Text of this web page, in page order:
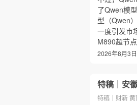
了Qwen模
型（Qwen
一度引发市
M890超节
2026年8月3日
特稿｜安
特稿｜财新